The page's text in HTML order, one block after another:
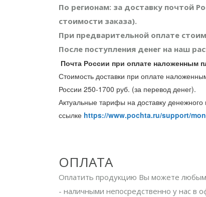
По регионам: за доставку почтой
стоимости заказа).
При предварительной оплате
После поступления денег на наш
Почта России при оплате наложенным
Стоимость доставки при оплате
России 250-1700 руб. (за перевод денег).
Актуальные тарифы на доставку
ссылке https://www.pochta.ru/support/
ОПЛАТА
Оплатить продукцию Вы можете
- наличными непосредственно у нас в